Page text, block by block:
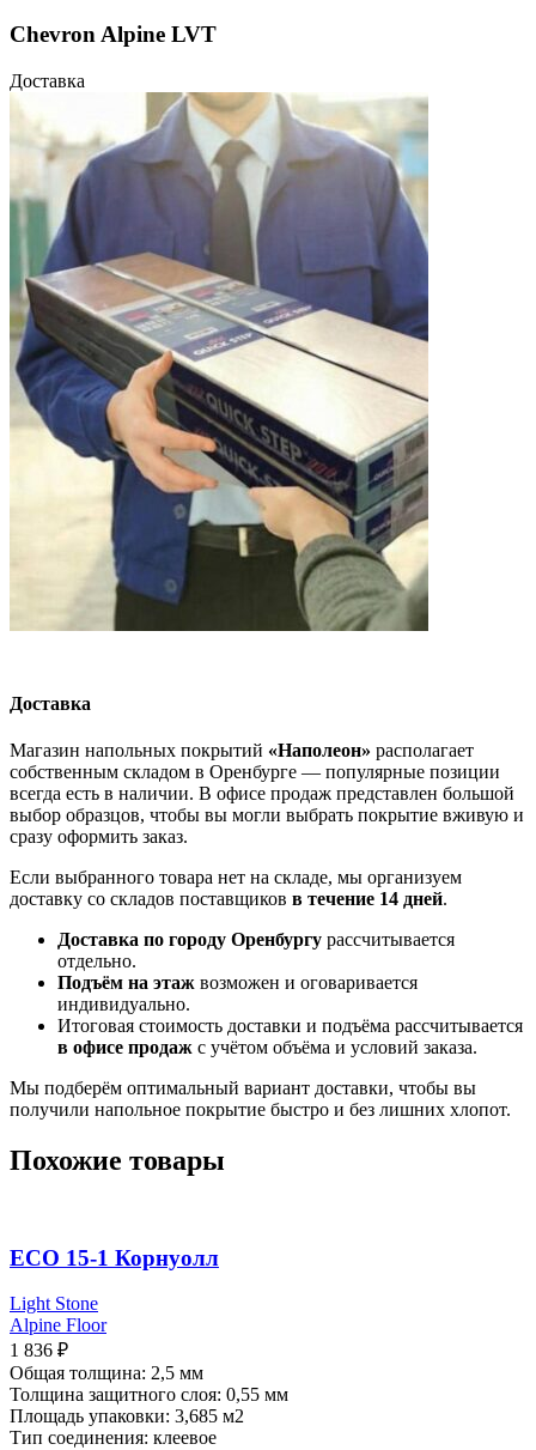
Chevron Alpine LVT
Доставка
Доставка
Магазин напольных покрытий «Наполеон» располагает
собственным складом в Оренбурге — популярные позиции
всегда есть в наличии. В офисе продаж представлен большой
выбор образцов, чтобы вы могли выбрать покрытие вживую и
сразу оформить заказ.
Если выбранного товара нет на складе, мы организуем
доставку со складов поставщиков в течение 14 дней.
Доставка по городу Оренбургу рассчитывается
отдельно.
Подъём на этаж возможен и оговаривается
индивидуально.
Итоговая стоимость доставки и подъёма рассчитывается
в офисе продаж с учётом объёма и условий заказа.
Мы подберём оптимальный вариант доставки, чтобы вы
получили напольное покрытие быстро и без лишних хлопот.
Похожие товары
ECO 15-1 Корнуолл
Light Stone
Alpine Floor
1 836 ₽
Общая толщина: 2,5 мм
Толщина защитного слоя: 0,55 мм
Площадь упаковки: 3,685 м2
Тип соединения: клеевое